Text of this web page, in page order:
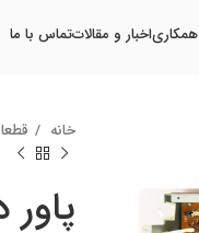
اخبار و مقالاتتماس با ما
خانه
پاور